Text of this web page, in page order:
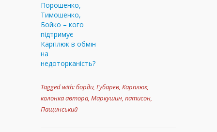
Порошенко,
Тимошенко,
Бойко – кого
підтримує
Карплюк в обмін
на
недоторканість?
Tagged with:борди, Губарєв, Карплюк,
колонка автора, Маркушин, патисон,
Пащинський